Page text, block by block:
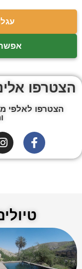
הצטרפו
הצטרפו לאלפי